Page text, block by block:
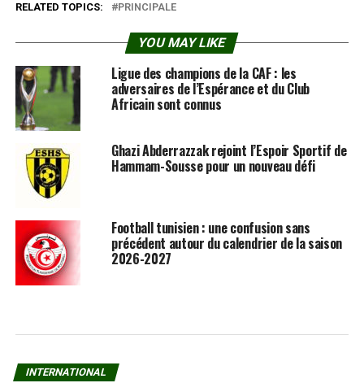
RELATED TOPICS: PRINCIPALE
YOU MAY LIKE
Ligue des champions de la CAF : les
adversaires de l’Espérance et du Club
Africain sont connus
Ghazi Abderrazzak rejoint l’Espoir Sportif de
Hammam-Sousse pour un nouveau défi
Football tunisien : une confusion sans
précédent autour du calendrier de la saison
2026-2027
INTERNATIONAL